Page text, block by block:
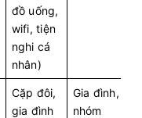
đồ uống,
wifi, tiện
nghi cá
nhân)
Cặp đôi,
gia đình
Gia đình,
nhóm